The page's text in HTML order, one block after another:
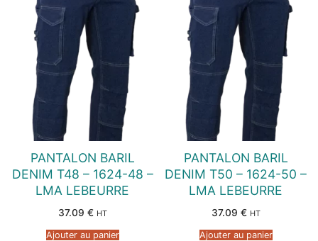
PANTALON BARIL
DENIM T48 – 1624-48 –
LMA LEBEURRE
37.09 € HT
Ajouter au panier
PANTALON BARIL
DENIM T50 – 1624-50 –
LMA LEBEURRE
37.09 € HT
Ajouter au panier